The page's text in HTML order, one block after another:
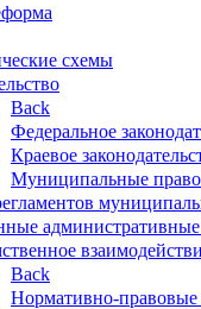
схемы
Back
Федеральное
Краевое
Муниципальные
Back
Нормативно-правовые